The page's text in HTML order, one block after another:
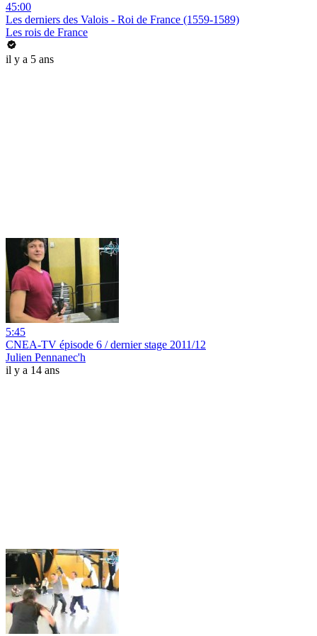
45:00
Les derniers des Valois - Roi de France (1559-1589)
Les rois de France
il y a 5 ans
5:45
CNEA-TV épisode 6 / dernier stage 2011/12
Julien Pennanec'h
il y a 14 ans